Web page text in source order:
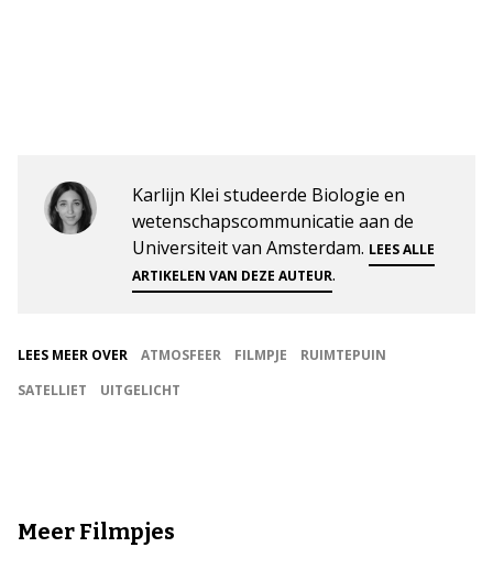
Karlijn Klei studeerde Biologie en
wetenschapscommunicatie aan de
Universiteit van Amsterdam. LEES ALLE
ARTIKELEN VAN DEZE AUTEUR.
LEES MEER OVER ATMOSFEER FILMPJE
RUIMTEPUIN
SATELLIET
UITGELICHT
Meer Filmpjes